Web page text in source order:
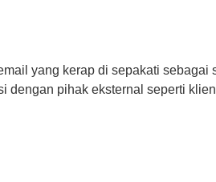
yang kerap di sepakati sebagai
dengan pihak eksternal seperti